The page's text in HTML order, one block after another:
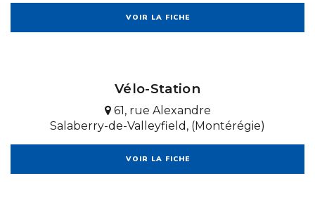
VOIR LA FICHE
Vélo-Station
61, rue Alexandre
Salaberry-de-Valleyfield, (Montérégie)
VOIR LA FICHE